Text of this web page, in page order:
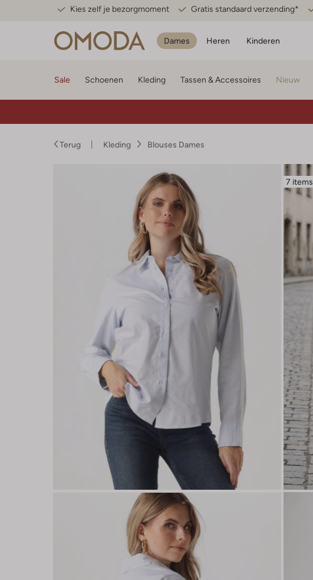
Kies zelf je bezorgmoment Gratis standaard verzending*
Dames Heren Kinderen
Sale Schoenen Kleding Tassen & Accessoires Nieuw
Terug Kleding Blouses Dames
7 items